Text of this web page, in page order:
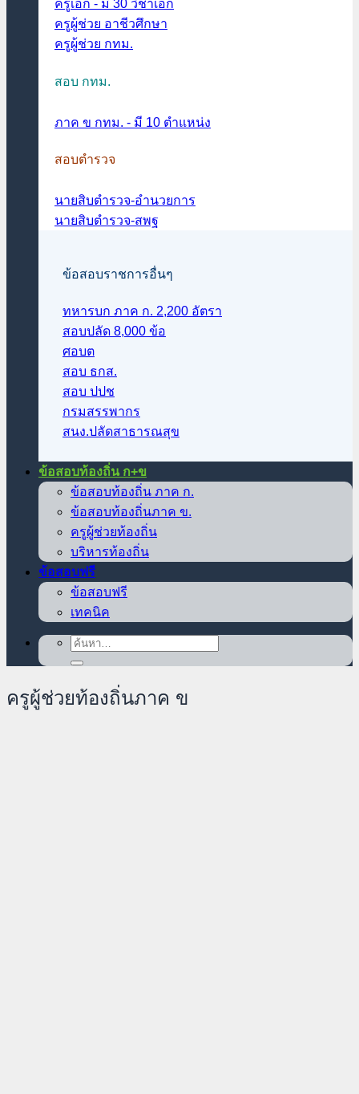
ครูเอก - มี 30 วิชาเอก
ครูผู้ช่วย อาชีวศึกษา
ครูผู้ช่วย กทม.
สอบ กทม.
ภาค ข กทม. - มี 10 ตำแหน่ง
สอบตำรวจ
นายสิบตำรวจ-อำนวยการ
นายสิบตำรวจ-สพฐ
ข้อสอบราชการอื่นๆ
ทหารบก ภาค ก. 2,200 อัตรา
สอบปลัด 8,000 ข้อ
ศอบต
สอบ ธกส.
สอบ ปปช
กรมสรรพากร
สนง.ปลัดสาธารณสุข
ข้อสอบท้องถิ่น ก+ข
ข้อสอบท้องถิ่น ภาค ก.
ข้อสอบท้องถิ่นภาค ข.
ครูผู้ช่วยท้องถิ่น
บริหารท้องถิ่น
ข้อสอบฟรี
ข้อสอบฟรี
เทคนิค
ค้นหา:
ครูผู้ช่วยท้องถิ่นภาค ข